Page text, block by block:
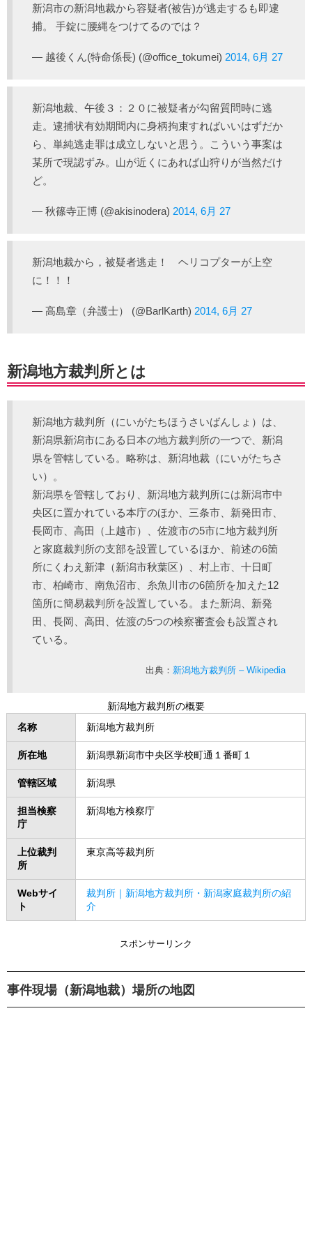
新潟市の新潟地裁から容疑者(被告)が逃走するも即逮
捕。 手錠に腰縄をつけてるのでは？
— 越後くん(特命係長) (@office_tokumei) 2014, 6月 27
新潟地裁、午後３：２０に被疑者が勾留質問時に逃
走。逮捕状有効期間内に身柄拘束すればいいはずだか
ら、単純逃走罪は成立しないと思う。こういう事案は
某所で現認ずみ。山が近くにあれば山狩りが当然だけ
ど。
— 秋篠寺正博 (@akisinodera) 2014, 6月 27
新潟地裁から，被疑者逃走！ ヘリコプターが上空
に！！！
— 高島章（弁護士） (@BarlKarth) 2014, 6月 27
新潟地方裁判所とは
新潟地方裁判所（にいがたちほうさいばんしょ）は、
新潟県新潟市にある日本の地方裁判所の一つで、新潟
県を管轄している。略称は、新潟地裁（にいがたちさ
い）。
新潟県を管轄しており、新潟地方裁判所には新潟市中
央区に置かれている本庁のほか、三条市、新発田市、
長岡市、高田（上越市）、佐渡市の5市に地方裁判所
と家庭裁判所の支部を設置しているほか、前述の6箇
所にくわえ新津（新潟市秋葉区）、村上市、十日町
市、柏崎市、南魚沼市、糸魚川市の6箇所を加えた12
箇所に簡易裁判所を設置している。また新潟、新発
田、長岡、高田、佐渡の5つの検察審査会も設置され
ている。
出典： 新潟地方裁判所 – Wikipedia
新潟地方裁判所の概要
名称
新潟地方裁判所
所在地 新潟県新潟市中央区学校町通１番町１
管轄区域 新潟県
担当検察
庁
新潟地方検察庁
上位裁判
所
東京高等裁判所
Webサイ
ト
裁判所｜新潟地方裁判所・新潟家庭裁判所の紹
介
スポンサーリンク
事件現場（新潟地裁）場所の地図